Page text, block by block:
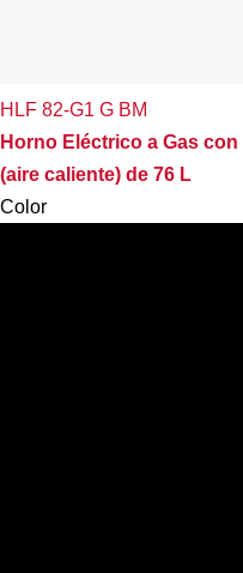
HLF 82-G1 G BM
Horno Eléctrico a Gas
(aire caliente) de 76 L
Color